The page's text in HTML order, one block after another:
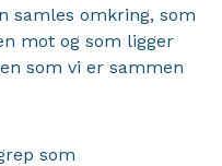
samles omkring, som
mot og som ligger
som vi er sammen
som